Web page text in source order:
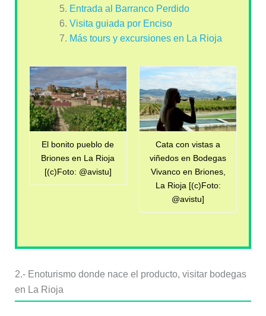
Entrada al Barranco Perdido
Visita guiada por Enciso
Más tours y excursiones en La Rioja
El bonito pueblo de
Briones en La Rioja
[(c)Foto: @avistu]
Cata con vistas a
viñedos en Bodegas
Vivanco en Briones,
La Rioja [(c)Foto:
@avistu]
2.- Enoturismo donde nace el producto, visitar bodegas
en La Rioja